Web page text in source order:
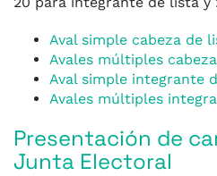
Aval simple cabeza de
Avales múltiples
Aval simple integrante
Avales múltiples
Presentación de
Junta Electoral